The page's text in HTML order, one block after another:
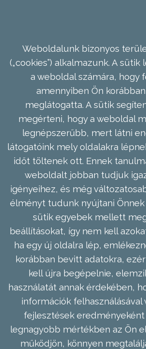
Weboldalunk bizonyos
(„cookies”) alkalmazunk. A
a weboldal számára, hogy
amennyiben Ön
meglátogatta. A sütik
megérteni, hogy a weboldal
legnépszerűbb, mert látni
látogatóink mely oldalakra
időt töltenek ott. Ennek
weboldalt jobban tudjuk
igényeihez, és még
élményt tudunk nyújtani Önnek
sütik egyebek mellett
beállításokat, így nem kell
ha egy új oldalra lép,
korábban bevitt adatokra,
kell újra begépelnie,
használatát annak érdekében,
információk
fejlesztések
legnagyobb mértékben az Ön
működjön, könnyen